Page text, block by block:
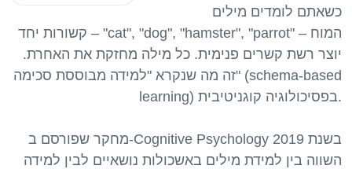
כשאתם לומדים מילים
קשורות יחד – "cat", "dog", "hamster", "parrot" – המוח
יוצר רשת קשרים פנימית. כל מילה מחזקת את האחרת.
זה מה שנקרא "למידה מבוססת סכימה" (schema-based
learning) בפסיכולוגיה קוגניטיבית.
מחקר שפורסם ב-Cognitive Psychology בשנת 2019
השווה בין למידת מילים באשכולות נושאיים לבין למידה